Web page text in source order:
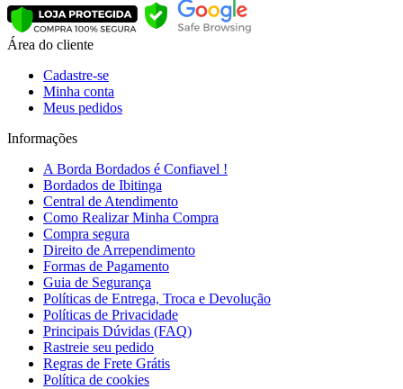
Área do cliente
Cadastre-se
Minha conta
Meus pedidos
Informações
A Borda Bordados é Confiavel !
Bordados de Ibitinga
Central de Atendimento
Como Realizar Minha Compra
Compra segura
Direito de Arrependimento
Formas de Pagamento
Guia de Segurança
Políticas de Entrega, Troca e Devolução
Políticas de Privacidade
Principais Dúvidas (FAQ)
Rastreie seu pedido
Regras de Frete Grátis
Política de cookies